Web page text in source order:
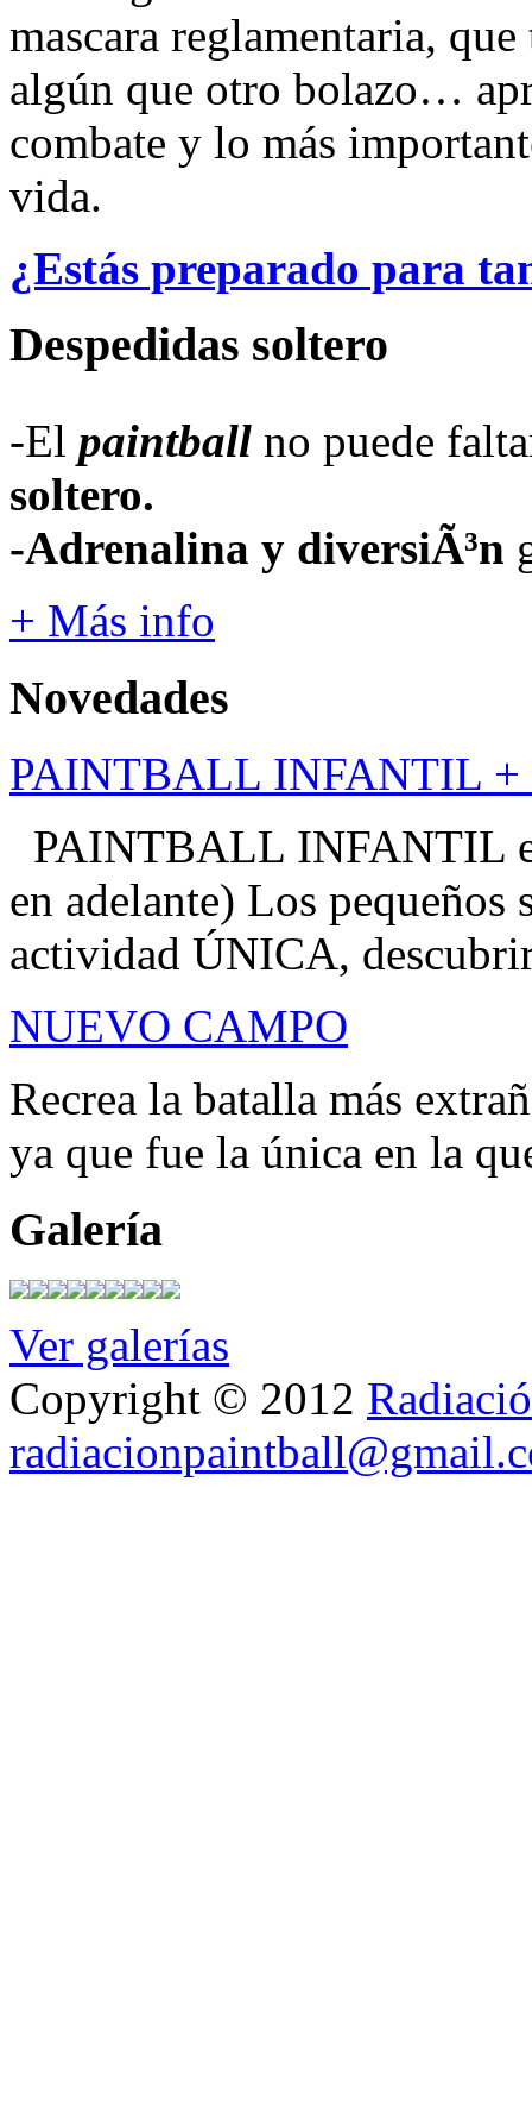
mascara reglamentaria,
algún que otro bolazo…
combate y lo más
vida.
¿Estás preparado para
Despedidas soltero
-El paintball no puede
soltero.
-Adrenalina y diversiÃ³n
+ Más info
Novedades
PAINTBALL INFANTIL +
PAINTBALL INFANTIL
en adelante) Los pequeños
actividad ÚNICA,
NUEVO CAMPO
Recrea la batalla más
ya que fue la única en la
Galería
Ver galerías
Copyright © 2012